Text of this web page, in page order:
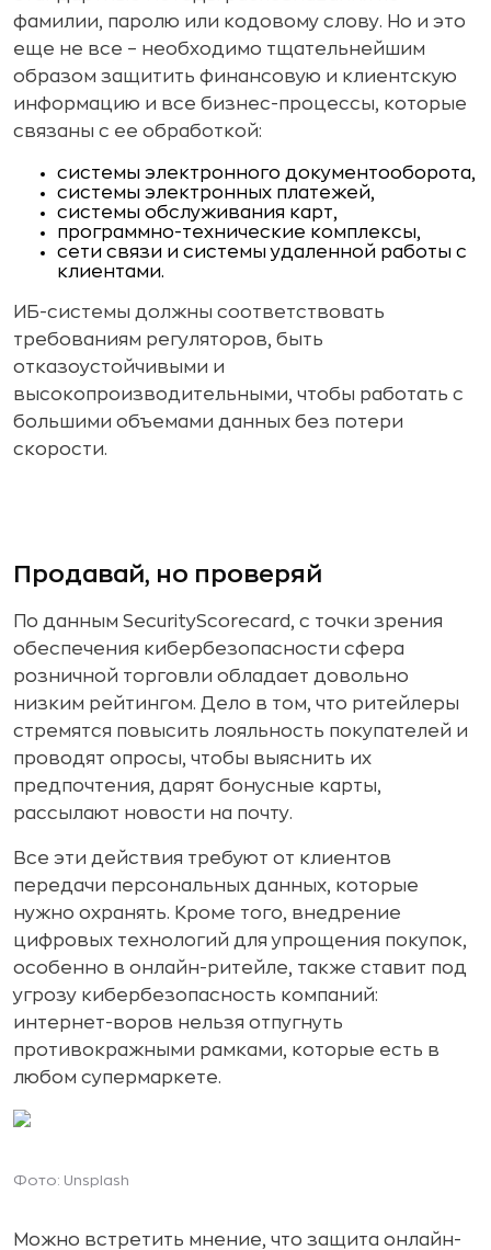
фамилии, паролю или кодовому слову. Но и это
еще не все – необходимо тщательнейшим
образом защитить финансовую и клиентскую
информацию и все бизнес-процессы, которые
связаны с ее обработкой:
системы электронного документооборота,
системы электронных платежей,
системы обслуживания карт,
программно-технические комплексы,
сети связи и системы удаленной работы с
клиентами.
ИБ-системы должны соответствовать
требованиям регуляторов, быть
отказоустойчивыми и
высокопроизводительными, чтобы работать с
большими объемами данных без потери
скорости.
Продавай, но проверяй
По данным SecurityScorecard, с точки зрения
обеспечения кибербезопасности сфера
розничной торговли обладает довольно
низким рейтингом. Дело в том, что ритейлеры
стремятся повысить лояльность покупателей и
проводят опросы, чтобы выяснить их
предпочтения, дарят бонусные карты,
рассылают новости на почту.
Все эти действия требуют от клиентов
передачи персональных данных, которые
нужно охранять. Кроме того, внедрение
цифровых технологий для упрощения покупок,
особенно в онлайн-ритейле, также ставит под
угрозу кибербезопасность компаний:
интернет-воров нельзя отпугнуть
противокражными рамками, которые есть в
любом супермаркете.
Фото: Unsplash
Можно встретить мнение, что защита онлайн-